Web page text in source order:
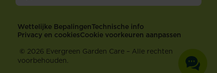
Footer
Wettelijke BepalingenTechnische info
Privacy en cookiesCookie voorkeuren aanpassen
© 2026 Evergreen Garden Care – Alle rechten
voorbehouden.